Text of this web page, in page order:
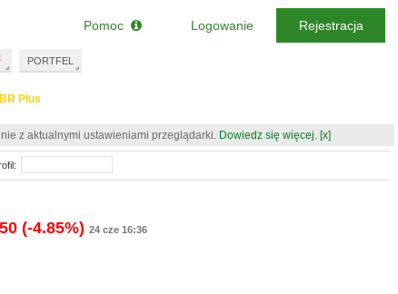
Plus
z aktualnymi ustawieniami przeglądarki. Dowiedz się więcej. [x]
(-4.85%) 24 cze 16:36
PORTFEL
Pomoc Logowanie Rejestracja